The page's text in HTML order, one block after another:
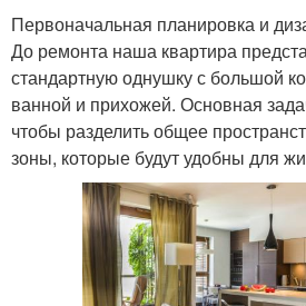
Первоначальная планировка и
До ремонта наша квартира
стандартную однушку с большой
ванной и прихожей. Основная
чтобы разделить общее
зоны, которые будут удобны для